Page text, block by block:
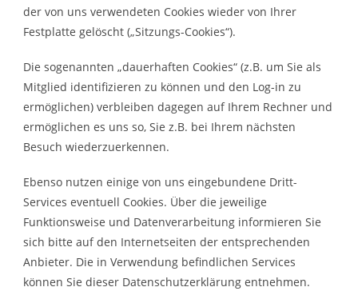
der von uns verwendeten Cookies wieder von Ihrer
Festplatte gelöscht („Sitzungs-Cookies“).
Die sogenannten „dauerhaften Cookies“ (z.B. um Sie als
Mitglied identifizieren zu können und den Log-in zu
ermöglichen) verbleiben dagegen auf Ihrem Rechner und
ermöglichen es uns so, Sie z.B. bei Ihrem nächsten
Besuch wiederzuerkennen.
Ebenso nutzen einige von uns eingebundene Dritt-
Services eventuell Cookies. Über die jeweilige
Funktionsweise und Datenverarbeitung informieren Sie
sich bitte auf den Internetseiten der entsprechenden
Anbieter. Die in Verwendung befindlichen Services
können Sie dieser Datenschutzerklärung entnehmen.